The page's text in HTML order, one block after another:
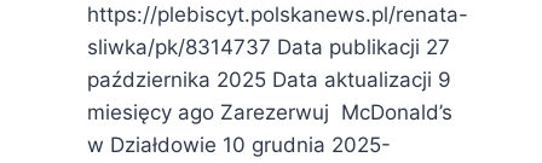
https://plebiscyt.polskanews.pl/renata-
sliwka/pk/8314737 Data publikacji 27
października 2025 Data aktualizacji 9
miesięcy ago Zarezerwuj McDonald’s
w Działdowie 10 grudnia 2025-